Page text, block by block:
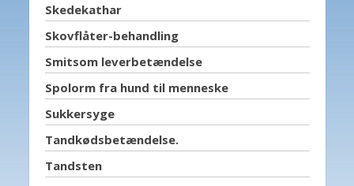
Skedekathar
Skovflåter-behandling
Smitsom leverbetændelse
Spolorm fra hund til menneske
Sukkersyge
Tandkødsbetændelse.
Tandsten